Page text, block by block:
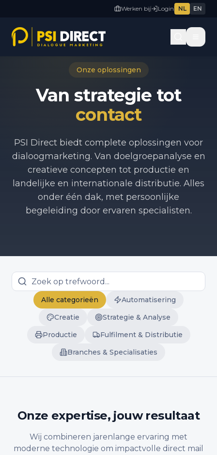
Werken bij Login NL EN
Onze oplossingen
Van strategie tot
contact
PSI Direct biedt complete oplossingen voor
dialoogmarketing. Van doelgroepanalyse en
creatieve concepten tot productie en
landelijke en internationale distributie. Alles
onder één dak, met persoonlijke
begeleiding door ervaren specialisten.
Alle categorieën
Automatisering
Creatie
Strategie & Analyse
Productie
Fulfilment & Distributie
Branches & Specialisaties
Onze expertise, jouw resultaat
Wij combineren jarenlange ervaring met
moderne technologie om impactvolle direct mail